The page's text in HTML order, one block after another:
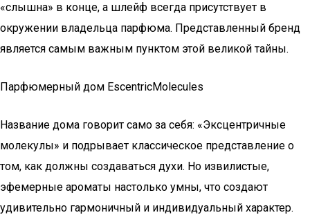
«слышна» в конце, а шлейф всегда присутствует в
окружении владельца парфюма. Представленный бренд
является самым важным пунктом этой великой тайны.
Парфюмерный дом EscentricMolecules
Название дома говорит само за себя: «Эксцентричные
молекулы» и подрывает классическое представление о
том, как должны создаваться духи. Но извилистые,
эфемерные ароматы настолько умны, что создают
удивительно гармоничный и индивидуальный характер.